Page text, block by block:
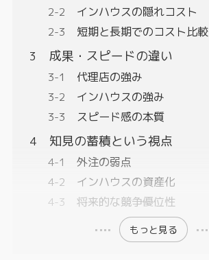
インハウスの隠れコスト
短期と長期でのコスト比較
成果・スピードの違い
代理店の強み
インハウスの強み
スピード感の本質
知見の蓄積という視点
外注の弱点
インハウスの資産化
将来的な競争優位性
もっと見る